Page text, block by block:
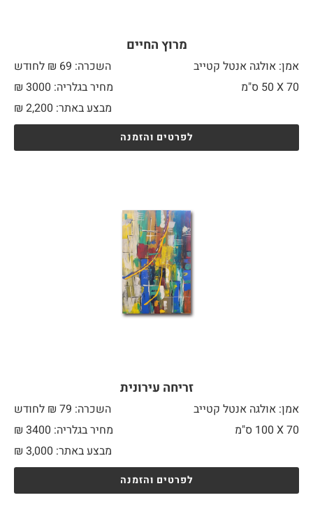
מרוץ החיים
אמן: אולגה אנטל קטייב
השכרה: 69 ₪ לחודש
70 X
מחיר בגלריה: 3000 ₪
מבצע באתר:
₪ 2,200
לפרטים והזמנה
זריחה עירונית
אמן: אולגה אנטל קטייב
השכרה: 79 ₪ לחודש
70 X
מחיר בגלריה: 3400 ₪
מבצע באתר:
₪ 3,000
לפרטים והזמנה